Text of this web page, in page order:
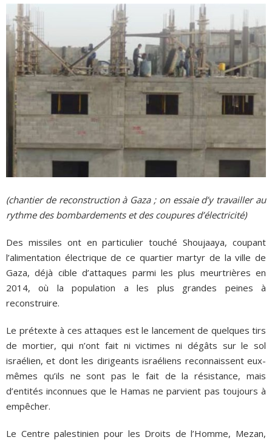
(chantier de reconstruction à Gaza ; on essaie d’y travailler au
rythme des bombardements et des coupures d’électricité)
Des missiles ont en particulier touché Shoujaaya, coupant
l’alimentation électrique de ce quartier martyr de la ville de
Gaza, déjà cible d’attaques parmi les plus meurtrières en
2014, où la population a les plus grandes peines à
reconstruire.
Le prétexte à ces attaques est le lancement de quelques tirs
de mortier, qui n’ont fait ni victimes ni dégâts sur le sol
israélien, et dont les dirigeants israéliens reconnaissent eux-
mêmes qu’ils ne sont pas le fait de la résistance, mais
d’entités inconnues que le Hamas ne parvient pas toujours à
empêcher.
Le Centre palestinien pour les Droits de l’Homme, Mezan,